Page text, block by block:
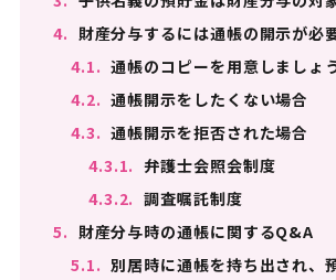
4. 財産分与するには通帳の開示が必
4.1. 通帳のコピーを用意しましょ
4.2. 通帳開示をしたくない場合
4.3. 通帳開示を拒否された場合
4.3.1. 弁護士会照会制度
4.3.2. 調査嘱託制度
5. 財産分与時の通帳に関するQ&A
5.1. 別居時に通帳を持ち出され、